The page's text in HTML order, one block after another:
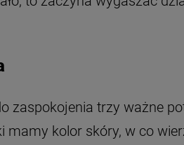
zaspokojenia trzy ważne
mamy kolor skóry, w co